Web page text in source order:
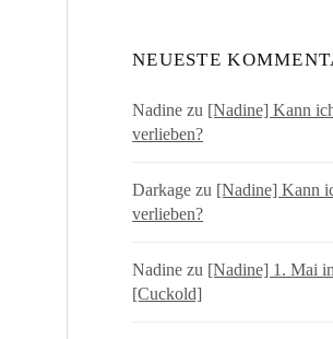
NEUESTE
Nadine zu [Nadine] Kann
verlieben?
Darkage zu [Nadine] Kann
verlieben?
Nadine zu [Nadine] 1. Mai
[Cuckold]